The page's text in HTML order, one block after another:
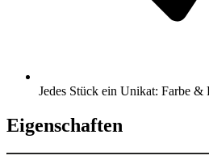
Jedes Stück ein Unikat: Farbe &
Eigenschaften